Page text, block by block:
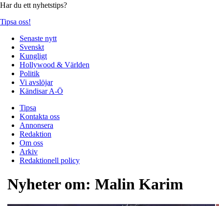
Har du ett nyhetstips?
Tipsa oss!
Senaste nytt
Svenskt
Kungligt
Hollywood & Världen
Politik
Vi avslöjar
Kändisar A-Ö
Tipsa
Kontakta oss
Annonsera
Redaktion
Om oss
Arkiv
Redaktionell policy
Nyheter om: Malin Karim